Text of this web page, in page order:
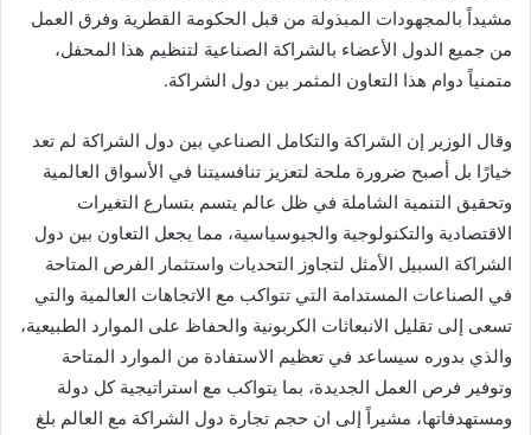
مشيداً بالمجهودات المبذولة من قبل الحكومة القطرية وفرق العمل
من جميع الدول الأعضاء بالشراكة الصناعية لتنظيم هذا المحفل،
متمنياً دوام هذا التعاون المثمر بين دول الشراكة.
وقال الوزير إن الشراكة والتكامل الصناعي بين دول الشراكة لم تعد
خيارًا بل أصبح ضرورة ملحة لتعزيز تنافسيتنا في الأسواق العالمية
وتحقيق التنمية الشاملة في ظل عالم يتسم بتسارع التغيرات
الاقتصادية والتكنولوجية والجيوسياسية، مما يجعل التعاون بين دول
الشراكة السبيل الأمثل لتجاوز التحديات واستثمار الفرص المتاحة
في الصناعات المستدامة التي تتواكب مع الاتجاهات العالمية والتي
تسعى إلى تقليل الانبعاثات الكربونية والحفاظ على الموارد الطبيعية،
والذي بدوره سيساعد في تعظيم الاستفادة من الموارد المتاحة
وتوفير فرص العمل الجديدة، بما يتواكب مع استراتيجية كل دولة
ومستهدفاتها، مشيراً إلى ان حجم تجارة دول الشراكة مع العالم بلغ